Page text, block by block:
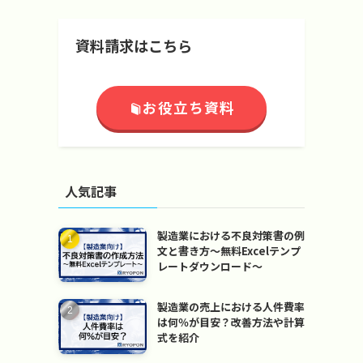
資料請求はこちら
お役立ち資料
人気記事
製造業における不良対策書の例
文と書き方～無料Excelテンプ
レートダウンロード～
製造業の売上における人件費率
は何％が目安？改善方法や計算
式を紹介